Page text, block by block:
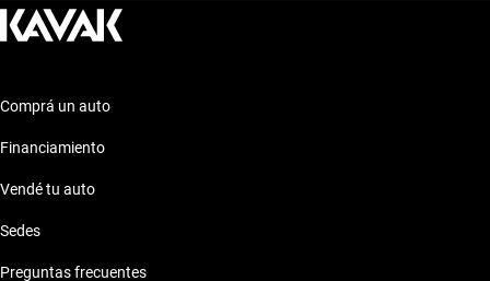
Camioneta Lexus UX 2014
Camioneta Lexus UX 2017
Comprá un auto
Financiamiento
Vendé tu auto
Sedes
Preguntas frecuentes